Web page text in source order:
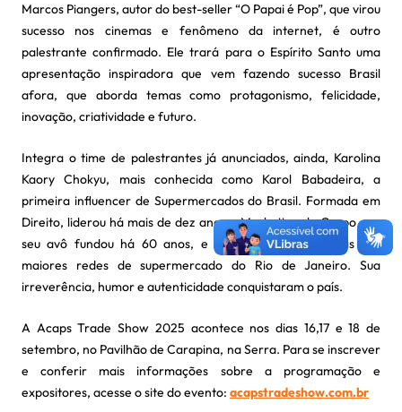
Marcos Piangers, autor do best-seller “O Papai é Pop”, que virou
sucesso nos cinemas e fenômeno da internet, é outro
palestrante confirmado. Ele trará para o Espírito Santo uma
apresentação inspiradora que vem fazendo sucesso Brasil
afora, que aborda temas como protagonismo, felicidade,
inovação, criatividade e futuro.
Integra o time de palestrantes já anunciados, ainda, Karolina
Kaory Chokyu, mais conhecida como Karol Babadeira, a
primeira influencer de Supermercados do Brasil. Formada em
Direito, liderou há mais de dez anos o Marketing do Grupo que
seu avô fundou há 60 anos, e que hoje está entre as dez
maiores redes de supermercado do Rio de Janeiro. Sua
irreverência, humor e autenticidade conquistaram o país.
A Acaps Trade Show 2025 acontece nos dias 16,17 e 18 de
setembro, no Pavilhão de Carapina, na Serra. Para se inscrever
e conferir mais informações sobre a programação e
expositores, acesse o site do evento: acapstradeshow.com.br